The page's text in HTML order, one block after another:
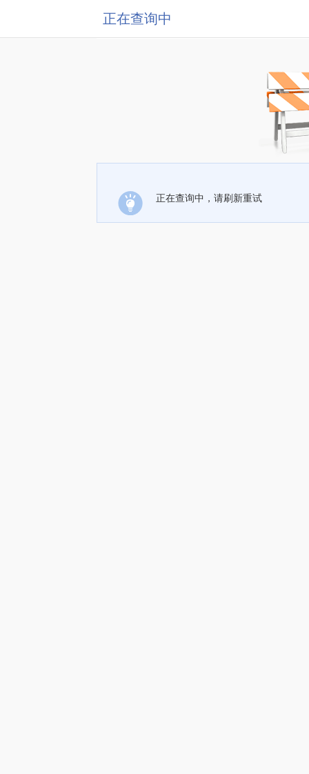
正在查询中
正在查询中，请刷新重试